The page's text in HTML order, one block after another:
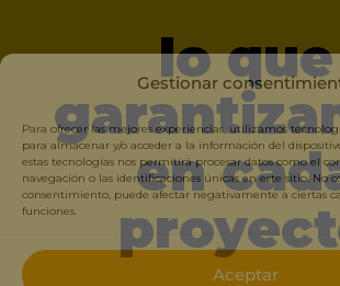
Gestionar
Para ofrecer las mejores experiencias, utilizamos
para almacenar y/o acceder a la información del
estas tecnologías nos permitirá procesar datos como el
navegación o las identificaciones únicas en este sitio. No
consentimiento, puede afectar negativamente a ciertas
funciones.
Aceptar
lo que
en